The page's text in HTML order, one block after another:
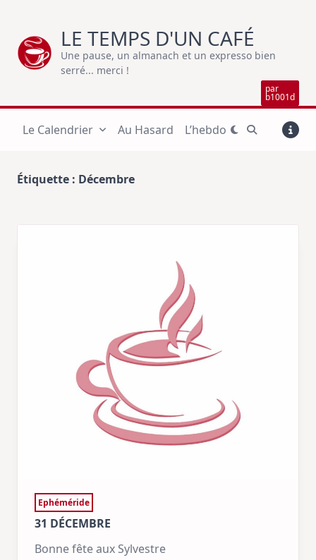
content
LE TEMPS D'UN CAFÉ
Une pause, un almanach et un expresso bien
serré... merci !
par
b1001d
Le Calendrier Au Hasard L’hebdo
Étiquette : Décembre
Ephéméride
31 DÉCEMBRE
Bonne fête aux Sylvestre